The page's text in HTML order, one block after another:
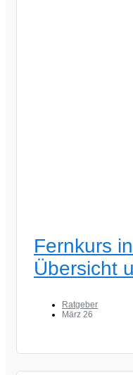
Fernkurs
Übersicht
Ratgeber
März 26